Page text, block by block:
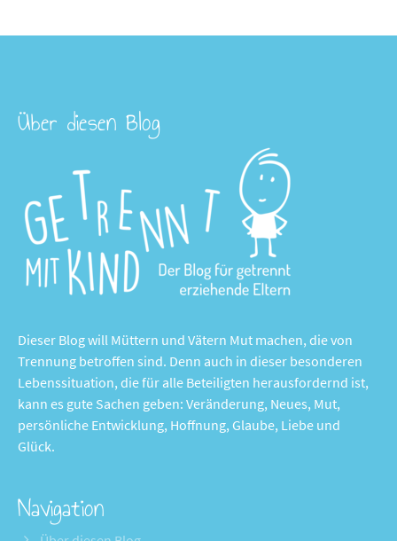
Über diesen Blog
Dieser Blog will Müttern und Vätern Mut machen, die von
Trennung betroffen sind. Denn auch in dieser besonderen
Lebenssituation, die für alle Beteiligten herausfordernd ist,
kann es gute Sachen geben: Veränderung, Neues, Mut,
persönliche Entwicklung, Hoffnung, Glaube, Liebe und
Glück.
Navigation